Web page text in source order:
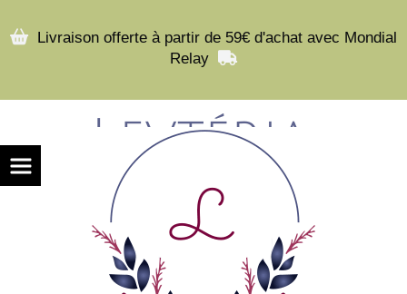
 Livraison offerte à partir de 59€ d'achat avec Mondial
Relay
